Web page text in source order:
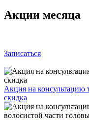
Акции месяца
Записаться
Акция на консультацию
скидка